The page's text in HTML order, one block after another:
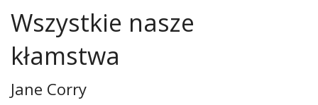
Wszystkie nasze
kłamstwa
Jane Corry